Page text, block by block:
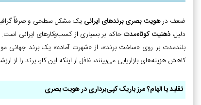
ضعف درهویت بصری برندهای ایرانی یک مشکل سطحی و صرفاً
دلیل،ذهنیت کوتاه‌مدت حاکم بر بسیاری از کسب‌وکارهای ایرانی
بلندمدت بر روی «ساخت برند»، از «شهرت آماده» یک برند جهانی
کاهش هزینه‌های بازاریابی می‌بینند، غافل از اینکه این کار، برند را
تقلید یا الهام؟ مرز باریک کپی‌برداری در هویت بصری